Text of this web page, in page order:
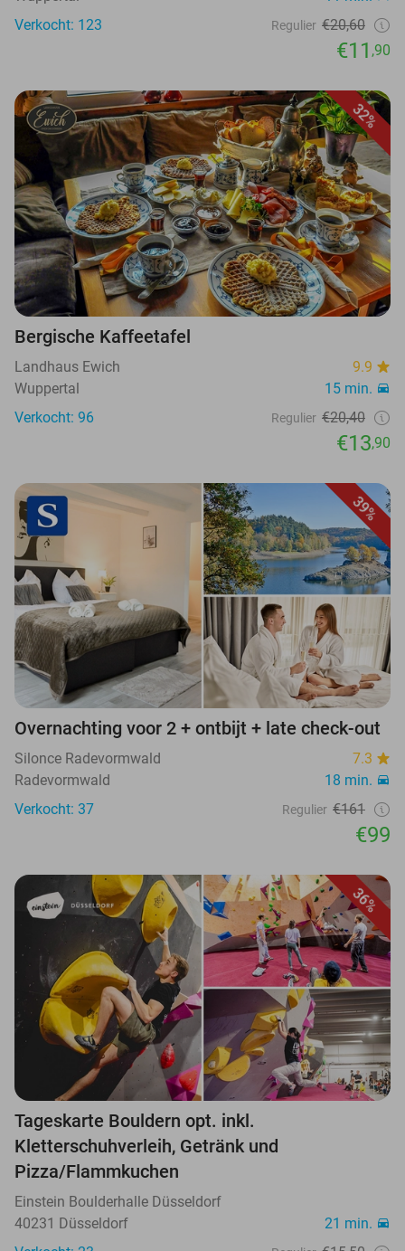
Verkocht: 123
Regulier €20,60
€11 ,90
32%
Bergische Kaffeetafel
Landhaus Ewich
9.9
Wuppertal
15 min.
Verkocht: 96
Regulier €20,40
€13,90
39%
Overnachting voor 2 + ontbijt + late check-out
Silonce Radevormwald
7.3
Radevormwald
18 min.
Verkocht: 37
Regulier €161
€99
36%
Tageskarte Bouldern opt. inkl.
Kletterschuhverleih, Getränk und
Pizza/Flammkuchen
Einstein Boulderhalle Düsseldorf
40231 Düsseldorf
21 min.